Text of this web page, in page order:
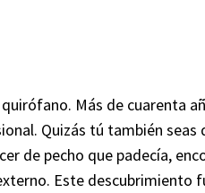
Más de cuarenta
Quizás tú también seas
de pecho que padecía,
Este descubrimiento